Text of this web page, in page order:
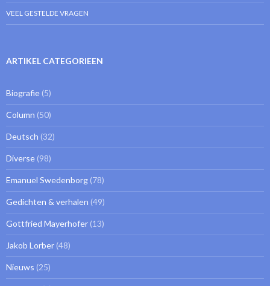
VEEL GESTELDE VRAGEN
ARTIKEL CATEGORIEEN
Biografie (5)
Column (50)
Deutsch (32)
Diverse (98)
Emanuel Swedenborg (78)
Gedichten & verhalen (49)
Gottfried Mayerhofer (13)
Jakob Lorber (48)
Nieuws (25)